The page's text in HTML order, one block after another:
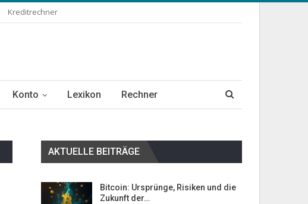
Kreditrechner
Konto Lexikon Rechner
AKTUELLE BEITRÄGE
Bitcoin: Ursprünge, Risiken und die
Zukunft der…